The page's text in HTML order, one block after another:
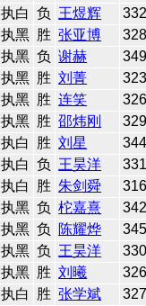
执白 负 王煜辉
执黑 胜 张亚博
执黑 负 谢赫
执黑 胜 刘菁
执黑 胜 连笑
执黑 胜 邵炜刚
执白 胜 刘星
执白 负 王昊洋
执白 胜 朱剑舜
执黑 负 柁嘉熹
执黑 负 陈耀烨
执黑 负 王昊洋
执黑 胜 刘曦
执白 胜 张学斌